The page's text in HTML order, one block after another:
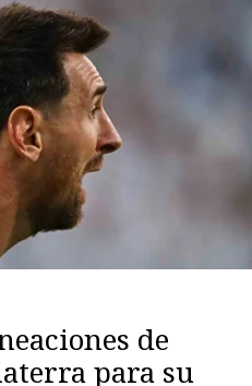
de
para su